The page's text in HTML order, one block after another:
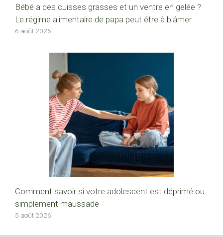
Bébé a des cuisses grasses et un ventre en gelée ?
Le régime alimentaire de papa peut être à blâmer
6 août 2026
Comment savoir si votre adolescent est déprimé ou
simplement maussade
5 août 2026